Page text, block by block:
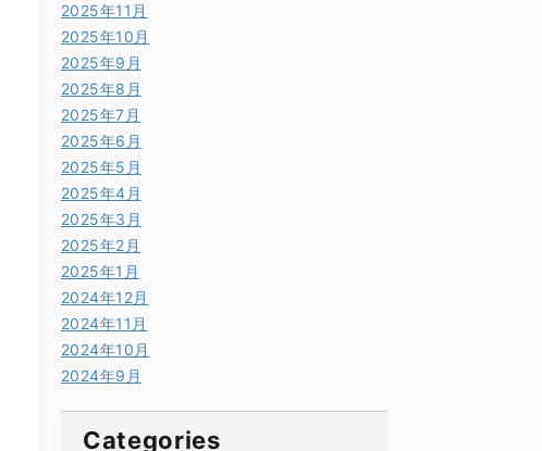
2025年11月
2025年10月
2025年9月
2025年8月
2025年7月
2025年6月
2025年5月
2025年4月
2025年3月
2025年2月
2025年1月
2024年12月
2024年11月
2024年10月
2024年9月
Categories